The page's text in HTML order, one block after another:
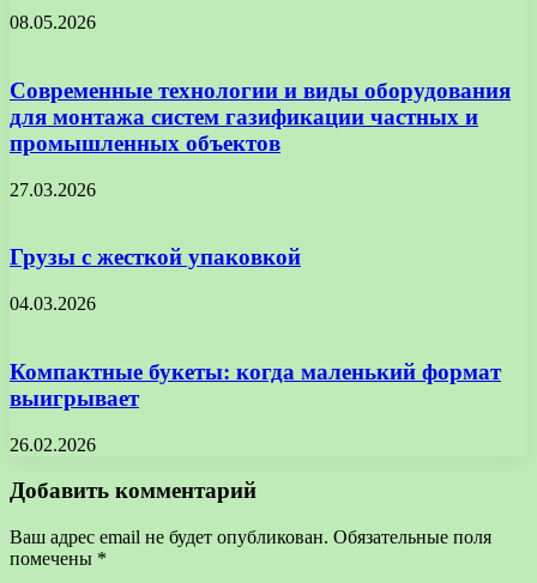
08.05.2026
Современные технологии и виды оборудования
для монтажа систем газификации частных и
промышленных объектов
27.03.2026
Грузы с жесткой упаковкой
04.03.2026
Компактные букеты: когда маленький формат
выигрывает
26.02.2026
Добавить комментарий
Ваш адрес email не будет опубликован. Обязательные поля
помечены *